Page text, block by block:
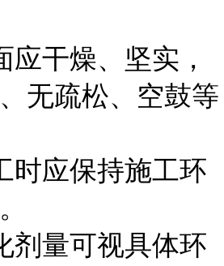
干燥、坚实，
无疏松、空鼓等
应保持施工环
量可视具体环